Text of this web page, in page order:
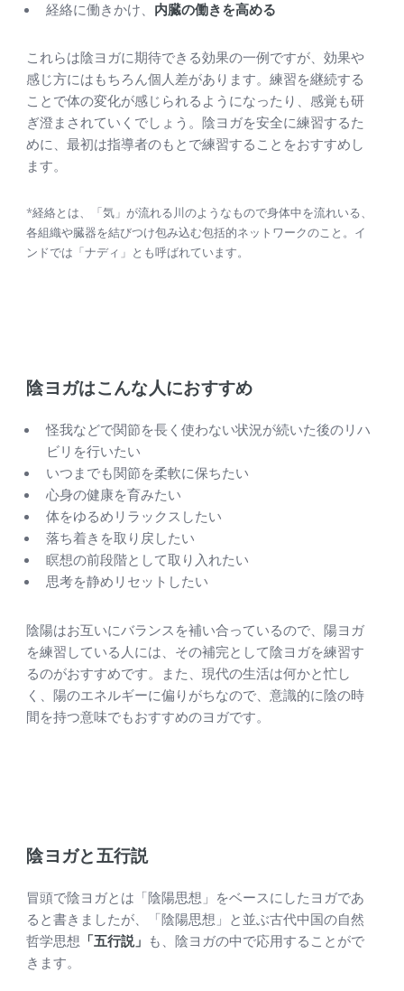
経絡に働きかけ、 内臓の働きを高める
これらは陰ヨガに期待できる効果の一例ですが、効果や
感じ方にはもちろん個人差があります。練習を継続する
ことで体の変化が感じられるようになったり、感覚も研
ぎ澄まされていくでしょう。陰ヨガを安全に練習するた
めに、最初は指導者のもとで練習することをおすすめし
ます。
*経絡とは、「気」が流れる川のようなもので身体中を流れいる、
各組織や臓器を結びつけ包み込む包括的ネットワークのこと。イ
ンドでは「ナディ」とも呼ばれています。
陰ヨガはこんな人におすすめ
怪我などで関節を長く使わない状況が続いた後のリハ
ビリを行いたい
いつまでも関節を柔軟に保ちたい
心身の健康を育みたい
体をゆるめリラックスしたい
落ち着きを取り戻したい
瞑想の前段階として取り入れたい
思考を静めリセットしたい
陰陽はお互いにバランスを補い合っているので、陽ヨガ
を練習している人には、その補完として陰ヨガを練習す
るのがおすすめです。また、現代の生活は何かと忙し
く、陽のエネルギーに偏りがちなので、意識的に陰の時
間を持つ意味でもおすすめのヨガです。
陰ヨガと五行説
冒頭で陰ヨガとは「陰陽思想」をベースにしたヨガであ
ると書きましたが、「陰陽思想」と並ぶ古代中国の自然
哲学思想 「五行説」 も、陰ヨガの中で応用することがで
きます。